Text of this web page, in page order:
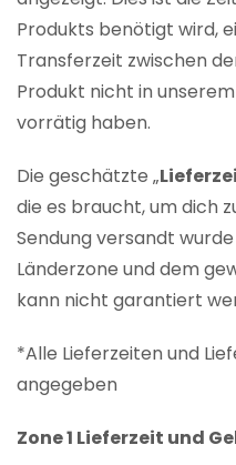
Produkts benötigt wird,
Transferzeit zwischen
Produkt nicht in
vorrätig haben.
Die geschätzte „
die es braucht, um dich
Sendung versandt
Länderzone und dem
kann nicht garantiert
*Alle Lieferzeiten und
angegeben
Zone 1 Lieferzeit und